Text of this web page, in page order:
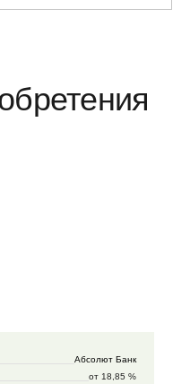
Абсолют Банк
от 18,85 %